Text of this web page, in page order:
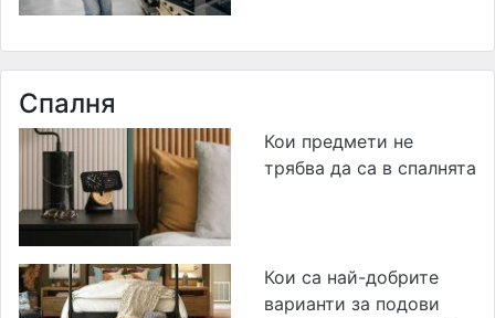
Спалня
Кои предмети не
трябва да са в спалнята
Кои са най-добрите
варианти за подови